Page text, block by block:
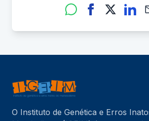
O Instituto de Genética e Erros